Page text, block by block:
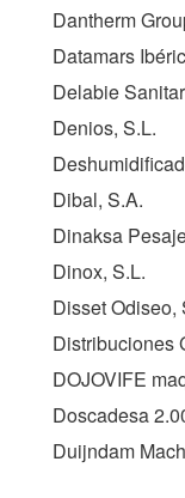
Dantherm
Datamars
Delabie
Denios, S.L.
Dibal, S.A.
Dinaksa
Dinox, S.L.
Disset Odiseo,
Distribuciones
DOJOVIFE
Doscadesa
Duijndam